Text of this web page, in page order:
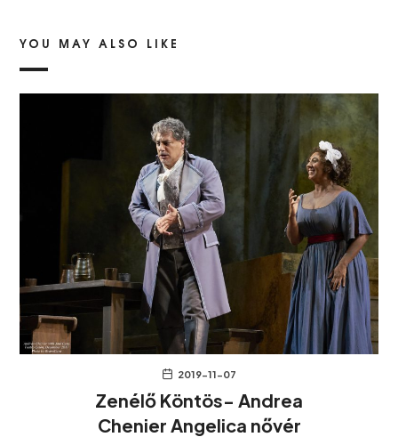
YOU MAY ALSO LIKE
2019-11-07
Zenélő Köntös- Andrea
Chenier Angelica nővér